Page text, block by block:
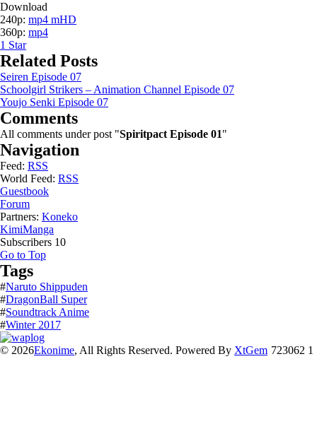
Download
240p: mp4 mHD
360p: mp4
1 Star
Related Posts
Seiren Episode 07
Schoolgirl Strikers – Animation Channel Episode 07
Youjo Senki Episode 07
Comments
All comments under post "Spiritpact Episode 01"
Navigation
Feed: RSS
World Feed: RSS
Guestbook
Forum
Partners: Koneko
KimiManga
Subscribers 10
Go to Top
Tags
#Naruto Shippuden
#DragonBall Super
#Soundtrack Anime
#Winter 2017
© 2026Ekonime, All Rights Reserved. Powered By XtGem 723062 1